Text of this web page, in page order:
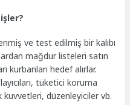
ve test edilmiş bir kalıbı
mağdur listeleri satın
kurbanları hedef alırlar.
tüketici koruma
düzenleyiciler vb.